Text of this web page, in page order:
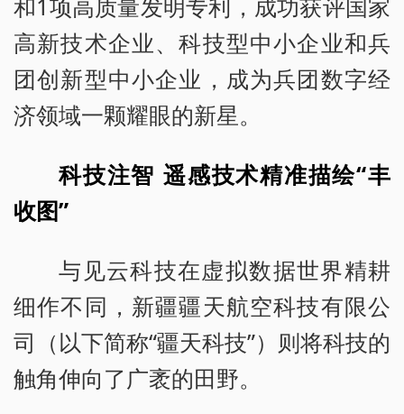
高新技术企业、科技型中小企业和兵
团创新型中小企业，成为兵团数字经
济领域一颗耀眼的新星。
科技注智 遥感技术精准描绘“丰
收图”
与见云科技在虚拟数据世界精耕
细作不同，新疆疆天航空科技有限公
司（以下简称“疆天科技”）则将科技的
触角伸向了广袤的田野。